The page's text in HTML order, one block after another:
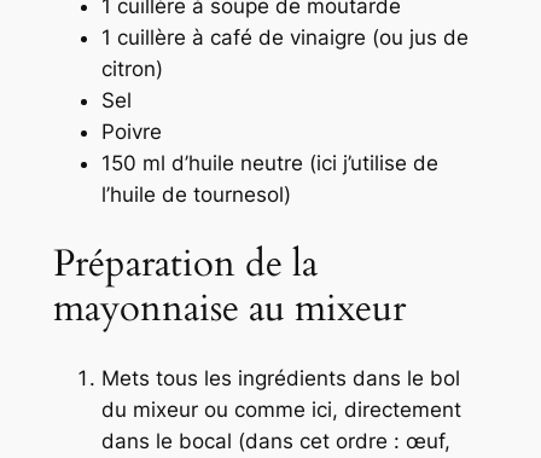
1 cuillère à soupe de moutarde
1 cuillère à café de vinaigre (ou jus de
citron)
Sel
Poivre
150 ml d’huile neutre (ici j’utilise de
l’huile de tournesol)
Préparation de la
mayonnaise au mixeur
Mets tous les ingrédients dans le bol
du mixeur ou comme ici, directement
dans le bocal (dans cet ordre : œuf,